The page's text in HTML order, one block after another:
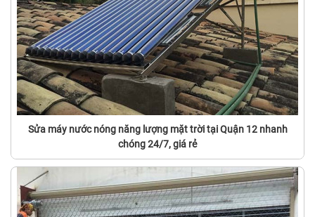
Sửa máy nước nóng năng lượng mặt trời tại Quận 12 nhanh
chóng 24/7, giá rẻ